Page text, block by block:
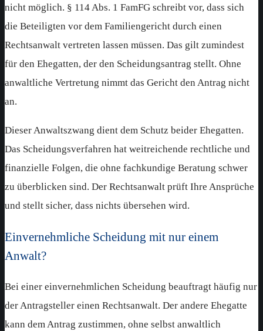
nicht möglich. § 114 Abs. 1 FamFG schreibt vor, dass sich
die Beteiligten vor dem Familiengericht durch einen
Rechtsanwalt vertreten lassen müssen. Das gilt zumindest
für den Ehegatten, der den Scheidungsantrag stellt. Ohne
anwaltliche Vertretung nimmt das Gericht den Antrag nicht
an.
Dieser Anwaltszwang dient dem Schutz beider Ehegatten.
Das Scheidungsverfahren hat weitreichende rechtliche und
finanzielle Folgen, die ohne fachkundige Beratung schwer
zu überblicken sind. Der Rechtsanwalt prüft Ihre Ansprüche
und stellt sicher, dass nichts übersehen wird.
Einvernehmliche Scheidung mit nur einem
Anwalt?
Bei einer einvernehmlichen Scheidung beauftragt häufig nur
der Antragsteller einen Rechtsanwalt. Der andere Ehegatte
kann dem Antrag zustimmen, ohne selbst anwaltlich